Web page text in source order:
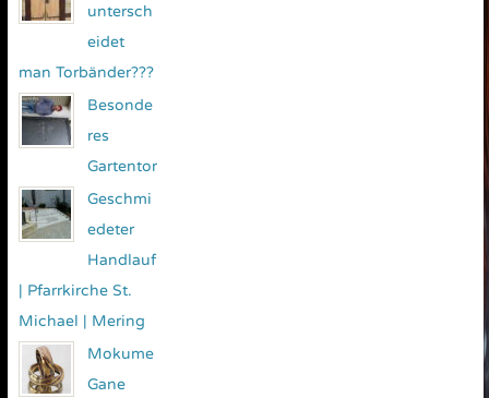
untersch
eidet
man Torbänder???
Besonde
res
Gartentor
Geschmi
edeter
Handlauf
| Pfarrkirche St.
Michael | Mering
Mokume
Gane